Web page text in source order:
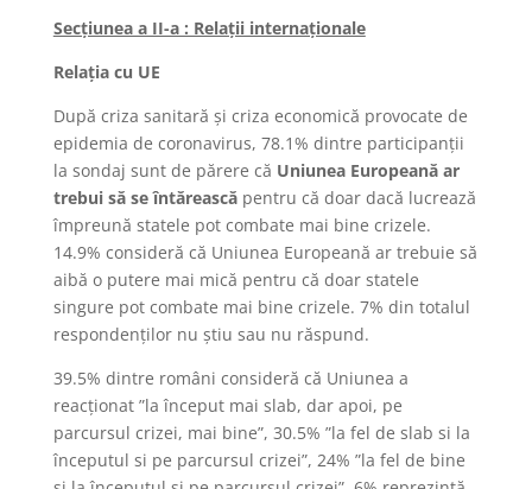
Secțiunea a II-a : Relații internaționale
Relația cu UE
După criza sanitară și criza economică provocate de
epidemia de coronavirus, 78.1% dintre participanții
la sondaj sunt de părere că Uniunea Europeană ar
trebui să se întăreascăpentru că doar dacă lucrează
împreună statele pot combate mai bine crizele.
14.9% consideră că Uniunea Europeană ar trebuie să
aibă o putere mai mică pentru că doar statele
singure pot combate mai bine crizele. 7% din totalul
respondenților nu știu sau nu răspund.
39.5% dintre români consideră că Uniunea a
reacționat ”la început mai slab, dar apoi, pe
parcursul crizei, mai bine”, 30.5% ”la fel de slab si la
începutul si pe parcursul crizei”, 24% ”la fel de bine